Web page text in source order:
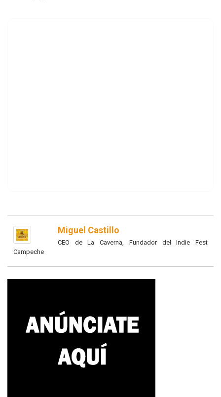
Miguel Castillo
CEO de La Caverna, Fundador del Indie Fest
Campeche